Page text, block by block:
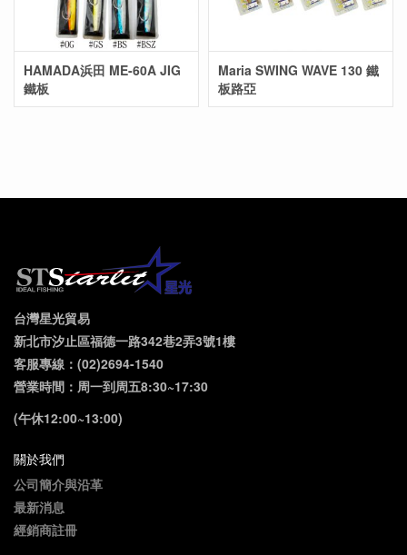
HAMADA浜田 ME-60A JIG
鐵板
Maria SWING WAVE 130 鐵
板路亞
台灣星光貿易
新北市汐止區福德一路342巷2弄3號1樓
客服專線：(02)2694-1540
營業時間：周一到周五8:30~17:30
(午休12:00~13:00)
關於我們
公司簡介與沿革
最新消息
經銷商註冊